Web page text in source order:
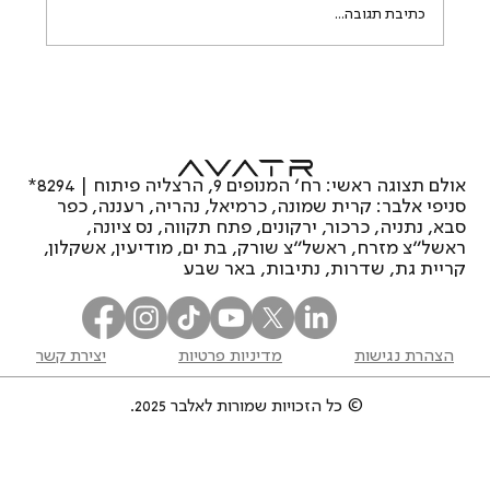
כתיבת תגובה...
אולם תצוגה ראשי: רח’ המנופים 9, הרצליה פיתוח | 8294*
סניפי אלבר: קרית שמונה, כרמיאל, נהריה, רעננה, כפר
סבא, נתניה, כרכור, ירקונים, פתח תקווה, נס ציונה,
ראשל"צ מזרח, ראשל"צ שורק, בת ים, מודיעין, אשקלון,
קריית גת, שדרות, נתיבות, באר שבע
יצירת קשר מדיניות פרטיות הצהרת נגישות
© כל הזכויות שמורות לאלבר 2025.